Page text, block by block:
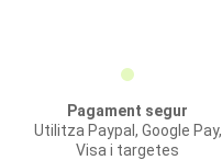
Pagament segur
Utilitza Paypal, Google Pay,
Visa i targetes